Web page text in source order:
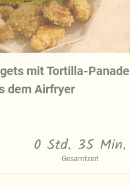
mit Tortilla-Panade
dem Airfryer
0 Std. 35 Min.
Gesamtzeit